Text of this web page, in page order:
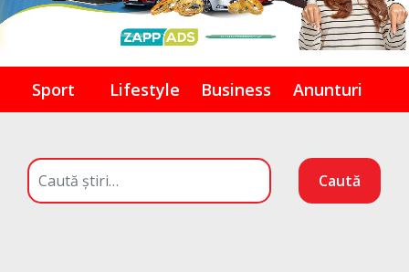
Sport Lifestyle Business Anunturi
Caută